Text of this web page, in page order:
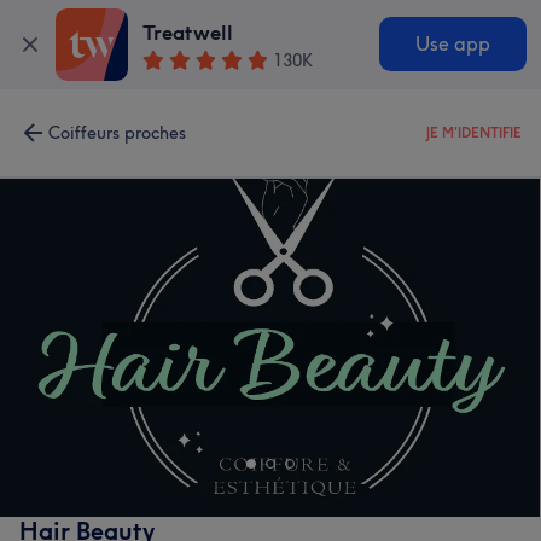
Treatwell
130K
Use app
Coiffeurs proches JE M'IDENTIFIE
Hair Beauty